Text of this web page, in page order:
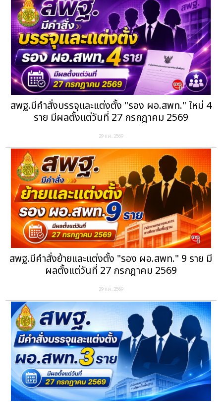
สพฐ.มีคำสั่งบรรจุและแต่งตั้ง "รอง ผอ.สพท." ใหม่ 4
ราย มีผลตั้งแต่วันที่ 27 กรกฎาคม 2569
29 ก.ค. 2569
สพฐ.มีคำสั่งย้ายและแต่งตั้ง "รอง ผอ.สพท." 9 ราย มี
ผลตั้งแต่วันที่ 27 กรกฎาคม 2569
29 ก.ค. 2569